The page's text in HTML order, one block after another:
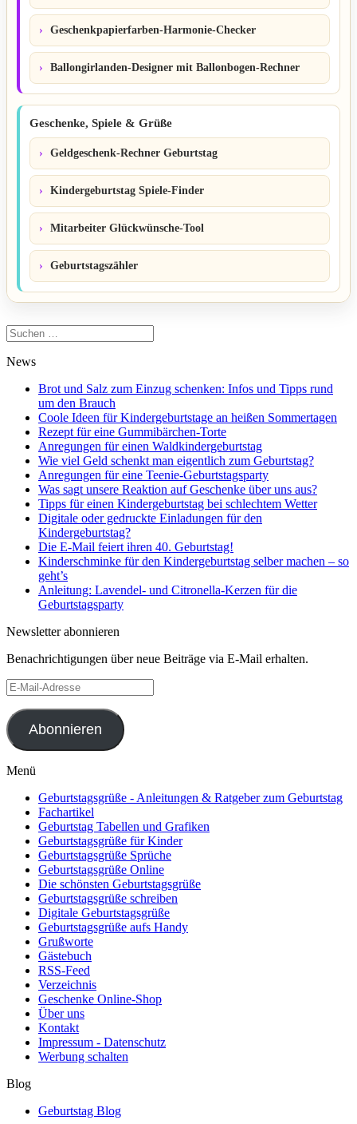
Geschenkpapierfarben-Harmonie-Checker
Ballongirlanden-Designer mit Ballonbogen-Rechner
Geschenke, Spiele & Grüße
Geldgeschenk-Rechner Geburtstag
Kindergeburtstag Spiele-Finder
Mitarbeiter Glückwünsche-Tool
Geburtstagszähler
Suchen
nach:
News
Brot und Salz zum Einzug schenken: Infos und Tipps rund
um den Brauch
Coole Ideen für Kindergeburtstage an heißen Sommertagen
Rezept für eine Gummibärchen-Torte
Anregungen für einen Waldkindergeburtstag
Wie viel Geld schenkt man eigentlich zum Geburtstag?
Anregungen für eine Teenie-Geburtstagsparty
Was sagt unsere Reaktion auf Geschenke über uns aus?
Tipps für einen Kindergeburtstag bei schlechtem Wetter
Digitale oder gedruckte Einladungen für den
Kindergeburtstag?
Die E-Mail feiert ihren 40. Geburtstag!
Kinderschminke für den Kindergeburtstag selber machen – so
geht’s
Anleitung: Lavendel- und Citronella-Kerzen für die
Geburtstagsparty
Newsletter abonnieren
Benachrichtigungen über neue Beiträge via E-Mail erhalten.
E-
Mail-
Adresse
Abonnieren
Menü
Geburtstagsgrüße - Anleitungen & Ratgeber zum Geburtstag
Fachartikel
Geburtstag Tabellen und Grafiken
Geburtstagsgrüße für Kinder
Geburtstagsgrüße Sprüche
Geburtstagsgrüße Online
Die schönsten Geburtstagsgrüße
Geburtstagsgrüße schreiben
Digitale Geburtstagsgrüße
Geburtstagsgrüße aufs Handy
Grußworte
Gästebuch
RSS-Feed
Verzeichnis
Geschenke Online-Shop
Über uns
Kontakt
Impressum - Datenschutz
Werbung schalten
Blog
Geburtstag Blog